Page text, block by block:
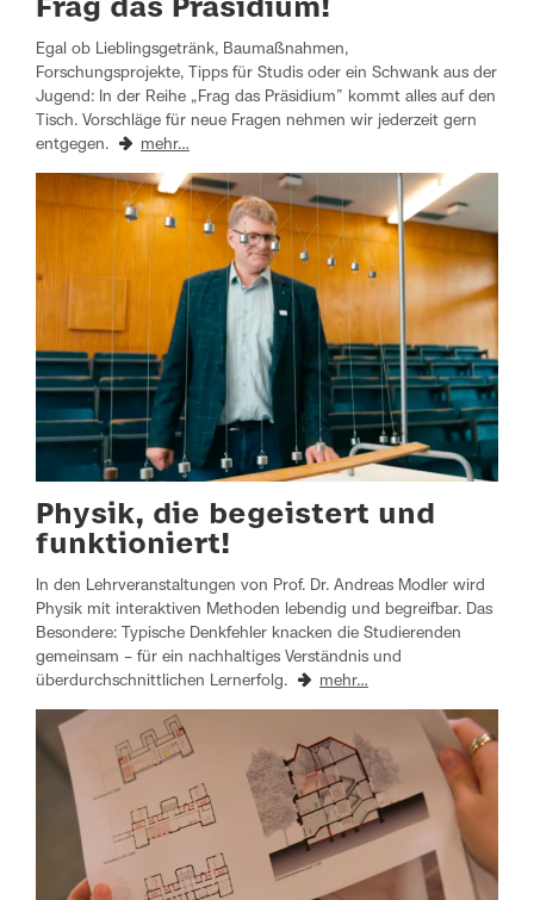
Frag das Präsidium!
Egal ob Lieblingsgetränk, Baumaßnahmen,
Forschungsprojekte, Tipps für Studis oder ein Schwank aus der
Jugend: In der Reihe „Frag das Präsidium” kommt alles auf den
Tisch. Vorschläge für neue Fragen nehmen wir jederzeit gern
entgegen.
mehr…
Physik, die begeistert und
funktioniert!
In den Lehrveranstaltungen von Prof. Dr. Andreas Modler wird
Physik mit interaktiven Methoden lebendig und begreifbar. Das
Besondere: Typische Denkfehler knacken die Studierenden
gemeinsam – für ein nachhaltiges Verständnis und
überdurchschnittlichen Lernerfolg.
mehr…